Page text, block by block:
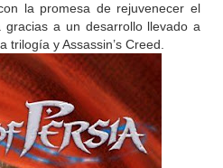
la promesa de rejuvenecer el
gracias a un desarrollo llevado a
y Assassin’s Creed.